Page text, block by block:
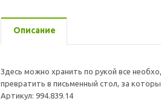
Описание
Здесь можно хранить по рукой все
превратить в письменный стол, за
Артикул: 994.839.14